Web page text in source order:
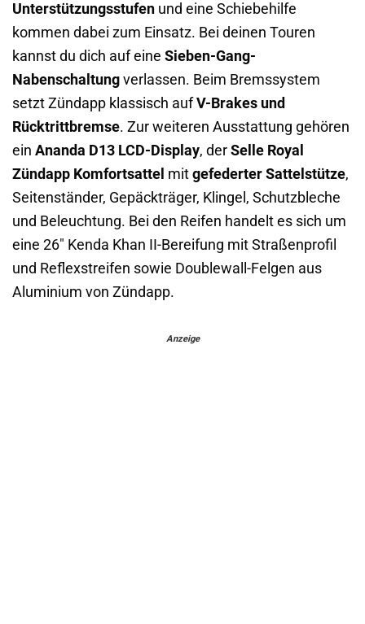
Unterstützungsstufen und eine Schiebehilfe
kommen dabei zum Einsatz. Bei deinen Touren
kannst du dich auf eine Sieben-Gang-
Nabenschaltung verlassen. Beim Bremssystem
setzt Zündapp klassisch aufV-Brakes und
Rücktrittbremse. Zur weiteren Ausstattung gehören
ein Ananda D13 LCD-Display, der Selle Royal
Zündapp Komfortsattel mit gefederter Sattelstütze,
Seitenständer, Gepäckträger, Klingel, Schutzbleche
und Beleuchtung. Bei den Reifen handelt es sich um
eine 26″ Kenda Khan II-Bereifung mit Straßenprofil
und Reflexstreifen sowie Doublewall-Felgen aus
Aluminium von Zündapp.
Anzeige